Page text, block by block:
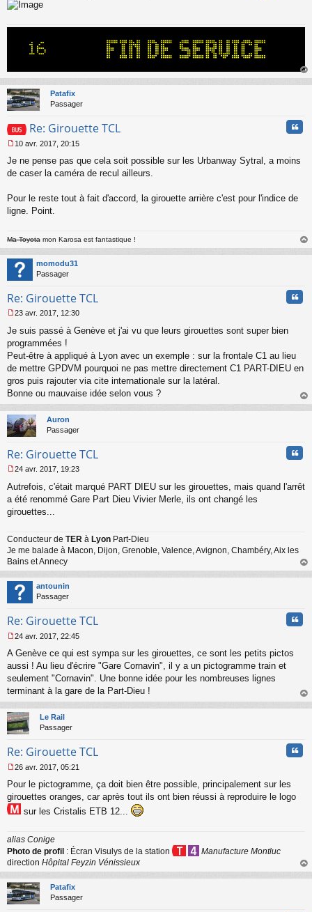
au
Patafix
Passager
Re: Girouette TCL
e
s
g
e
l
u
10 avr. 2017, 20:15
Je ne pense pas que cela soit possible sur les Urbanway Sytral, a moins
de caser la caméra de recul ailleurs.
Pour le reste tout à fait d'accord, la girouette arrière c'est pour l'indice de
ligne. Point.
Ma Toyota mon Karosa est fantastique !
au
momodu31
Passager
Re: Girouette TCL
e
s
g
e
n
o
n
l
u
23 avr. 2017, 12:30
Je suis passé à Genève et j'ai vu que leurs girouettes sont super bien
programmées !
Peut-être à appliqué à Lyon avec un exemple : sur la frontale C1 au lieu
de mettre GPDVM pourquoi ne pas mettre directement C1 PART-DIEU en
gros puis rajouter via cite internationale sur la latéral.
Bonne ou mauvaise idée selon vous ?
au
Auron
Passager
Re: Girouette TCL
e
s
s
e
n
o
n
l
u
24 avr. 2017, 19:23
Autrefois, c'était marqué PART DIEU sur les girouettes, mais quand l'arrêt
a été renommé Gare Part Dieu Vivier Merle, ils ont changé les
girouettes...
Conducteur de TER à Lyon Part-Dieu
Je me balade à Macon, Dijon, Grenoble, Valence, Avignon, Chambéry, Aix les
Bains et Annecy
au
antounin
Passager
Re: Girouette TCL
e
s
s
g
n
o
l
u
24 avr. 2017, 22:45
A Genève ce qui est sympa sur les girouettes, ce sont les petits pictos
aussi ! Au lieu d'écrire "Gare Cornavin", il y a un pictogramme train et
seulement "Cornavin". Une bonne idée pour les nombreuses lignes
terminant à la gare de la Part-Dieu !
au
Le Rail
Passager
Re: Girouette TCL
e
s
s
a
e
n
l
u
26 avr. 2017, 05:21
Pour le pictogramme, ça doit bien être possible, principalement sur les
girouettes oranges, car après tout ils ont bien réussi à reproduire le logo
sur les Cristalis ETB 12...
alias Conige
Photo de profil : Écran Visulys de la station
Manufacture Montluc
direction Hôpital Feyzin Vénissieux
au
Patafix
Passager